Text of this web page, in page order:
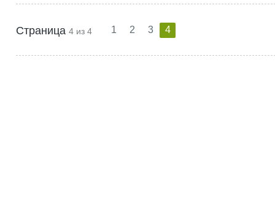
Страница 4 из 4 1 2 3 4